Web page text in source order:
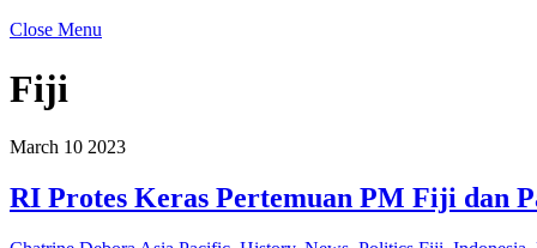
Close Menu
Fiji
March 10 2023
RI Protes Keras Pertemuan PM Fiji dan